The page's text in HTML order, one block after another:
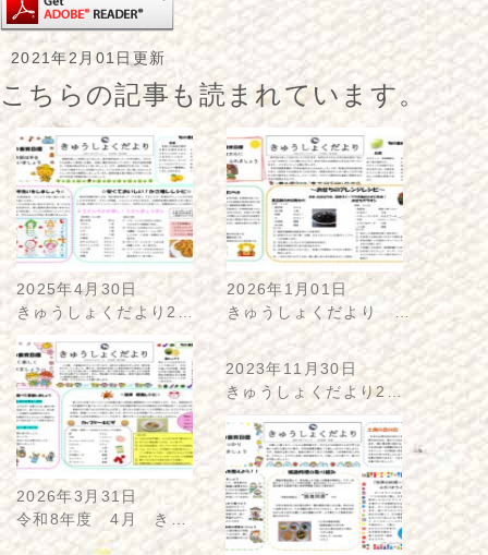
2021年2月01日更新
こちらの記事も読まれています。
2025年4月30日
きゅうしょくだより2…
2026年1月01日
きゅうしょくだより …
2026年3月31日
令和8年度 4月 き…
2023年11月30日
きゅうしょくだより2…